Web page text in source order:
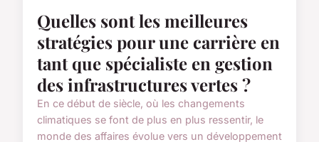
Quelles sont les meilleures
stratégies pour une carrière en
tant que spécialiste en gestion
des infrastructures vertes ?
En ce début de siècle, où les changements
climatiques se font de plus en plus ressentir, le
monde des affaires évolue vers un développement